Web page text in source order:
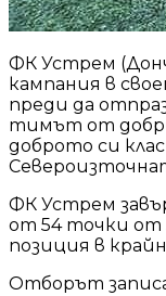
ФК Устрем
кампания в
преди да
тимът от
доброто си
ФК Устрем
от 54 точки от
позиция в
Отборът записа